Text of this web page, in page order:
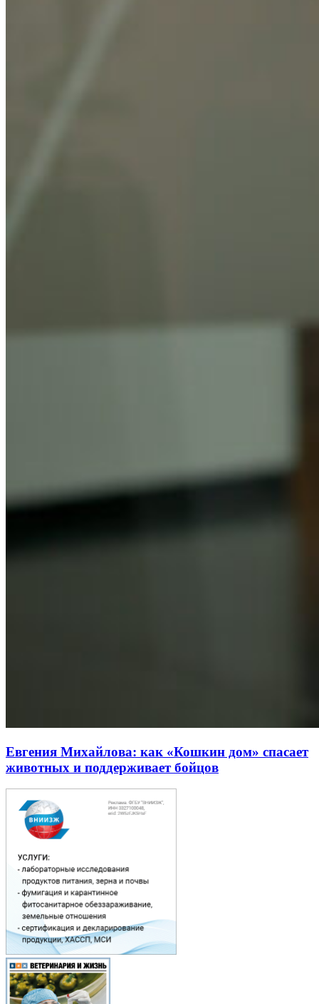
Евгения Михайлова: как «Кошкин дом» спасает
животных и поддерживает бойцов